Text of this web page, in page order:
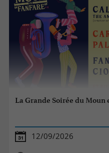
La Grande Soirée du Moun
12/09/2026